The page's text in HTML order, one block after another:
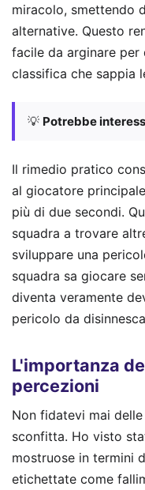
miracolo, smettendo
alternative. Questo
facile da arginare per
classifica che sappia
💡 Potrebbe
Il rimedio pratico
al giocatore
più di due secondi.
squadra a trovare
sviluppare una
squadra sa giocare
diventa veramente
pericolo da
L'importanza
percezioni
Non fidatevi mai
sconfitta. Ho visto
mostruose in termini
etichettate come